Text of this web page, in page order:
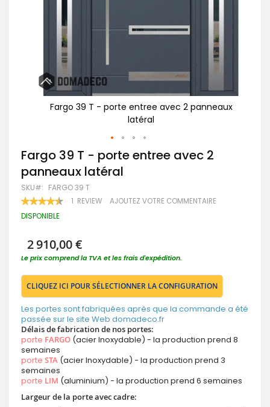
Fargo 39 T - porte entree avec 2 panneaux
latéral
Passer
au
début
de
la
Galerie
d’images
Fargo 39 T - porte entree avec 2
panneaux latéral
SKU FARGO 39 T
RATING: 1 REVIEW AJOUTEZ VOTRE COMMENTAIRE
DISPONIBLE
2 910,00 €
Le prix comprend la TVA et les frais d'expédition.
CLIQUEZ ICI POUR SÉLECTIONNER LA CONFIGURATION
Les portes sont fabriquées après que la commande a été
passée sur le site Web domadeco.fr
Délais de fabrication de nos portes:
porte FARGO (acier Inoxydable) - la production prend 8
semaines
porte STA (acier Inoxydable) - la production prend 3
semaines
porte LIM (aluminium) - la production prend 6 semaines
Largeur de la porte avec cadre: